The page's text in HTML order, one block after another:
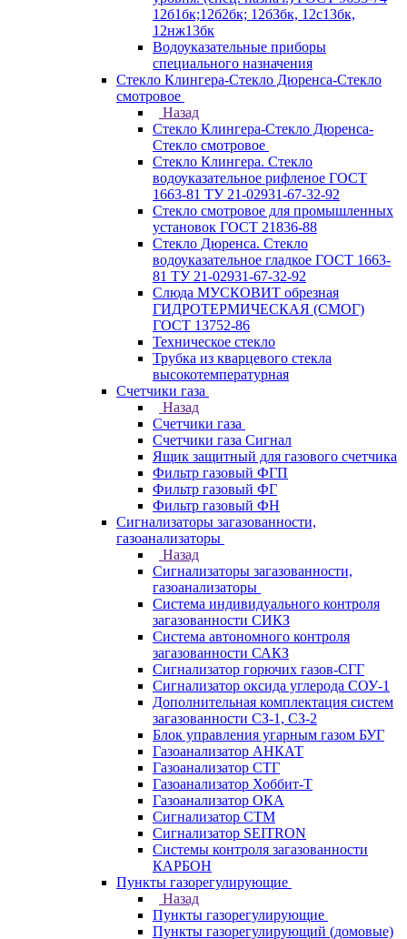
12б1бк;12б2бк; 12б3бк, 12с13бк,
12нж13бк
Водоуказательные приборы
специального назначения
Стекло Клингера-Стекло Дюренса-Стекло
смотровое
Назад
Стекло Клингера-Стекло Дюренса-
Стекло смотровое
Стекло Клингера. Стекло
водоуказательное рифленое ГОСТ
1663-81 ТУ 21-02931-67-32-92
Стекло смотровое для промышленных
установок ГОСТ 21836-88
Стекло Дюренса. Стекло
водоуказательное гладкое ГОСТ 1663-
81 ТУ 21-02931-67-32-92
Слюда МУСКОВИТ обрезная
ГИДРОТЕРМИЧЕСКАЯ (СМОГ)
ГОСТ 13752-86
Техническое стекло
Трубка из кварцевого стекла
высокотемпературная
Счетчики газа
Назад
Счетчики газа
Счетчики газа Сигнал
Ящик защитный для газового счетчика
Фильтр газовый ФГП
Фильтр газовый ФГ
Фильтр газовый ФН
Сигнализаторы загазованности,
газоанализаторы
Назад
Сигнализаторы загазованности,
газоанализаторы
Система индивидуального контроля
загазованности СИКЗ
Система автономного контроля
загазованности САКЗ
Сигнализатор горючих газов-СГГ
Сигнализатор оксида углерода СОУ-1
Дополнительная комплектация систем
загазованности СЗ-1, СЗ-2
Блок управления угарным газом БУГ
Газоанализатор АНКАТ
Газоанализатор СТГ
Газоанализатор Хоббит-Т
Газоанализатор ОКА
Сигнализатор СТМ
Сигнализатор SEITRON
Системы контроля загазованности
КАРБОН
Пункты газорегулирующие
Назад
Пункты газорегулирующие
Пункты газорегулирующий (домовые)